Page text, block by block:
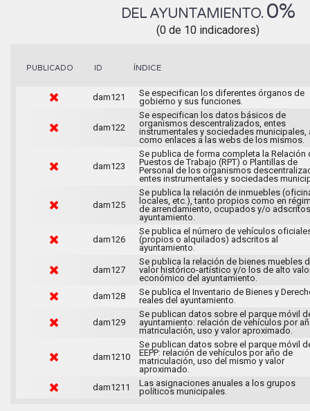
DEL AYUNTAMIENTO. 0%
(0 de 10 indicadores)
PUBLICADO ID ÍNDICE
dam121
Se especifican los diferentes órganos de
gobierno y sus funciones.
dam122
Se especifican los datos básicos de
organismos descentralizados, entes
instrumentales y sociedades municipales,
como enlaces a las webs de los mismos.
dam123
Se publica de forma completa la Relación
Puestos de Trabajo (RPT) o Plantillas de
Personal de los organismos
entes instrumentales y sociedades
dam125
Se publica la relación de inmuebles
locales, etc.), tanto propios como en
de arrendamiento, ocupados y/o
ayuntamiento.
dam126
Se publica el número de vehículos
(propios o alquilados) adscritos al
ayuntamiento.
dam127
Se publica la relación de bienes muebles
valor histórico-artístico y/o los de alto
económico del ayuntamiento.
dam128
Se publica el Inventario de Bienes y
reales del ayuntamiento.
dam129
Se publican datos sobre el parque móvil
ayuntamiento: relación de vehículos por
matriculación, uso y valor aproximado.
dam1210
Se publican datos sobre el parque móvil
EEPP: relación de vehículos por año de
matriculación, uso del mismo y valor
aproximado.
dam1211
Las asignaciones anuales a los grupos
políticos municipales.